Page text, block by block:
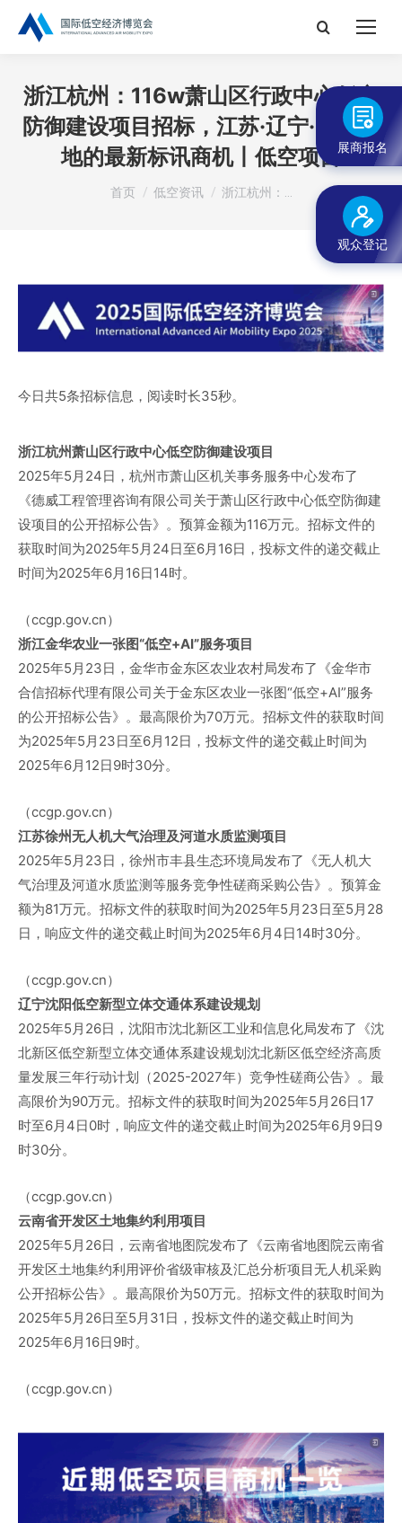
搜
浙江杭州：116w萧山区行政中心低空
防御建设项目招标，江苏·辽宁·云南等
地的最新标讯商机丨低空项目
您在这里：
首页 低空资讯 浙江杭州：…
今日共5条招标信息，阅读时长35秒。
浙江杭州萧山区行政中心低空防御建设项目
2025年5月24日，杭州市萧山区机关事务服务中心发布了
《德威工程管理咨询有限公司关于萧山区行政中心低空防御建
设项目的公开招标公告》。预算金额为116万元。招标文件的
获取时间为2025年5月24日至6月16日，投标文件的递交截止
时间为2025年6月16日14时。
（ccgp.gov.cn）
浙江金华农业一张图“低空+AI”服务项目
2025年5月23日，金华市金东区农业农村局发布了《金华市
合信招标代理有限公司关于金东区农业一张图“低空+AI”服务
的公开招标公告》。最高限价为70万元。招标文件的获取时间
为2025年5月23日至6月12日，投标文件的递交截止时间为
2025年6月12日9时30分。
（ccgp.gov.cn）
江苏徐州无人机大气治理及河道水质监测项目
2025年5月23日，徐州市丰县生态环境局发布了《无人机大
气治理及河道水质监测等服务竞争性磋商采购公告》。预算金
额为81万元。招标文件的获取时间为2025年5月23日至5月28
日，响应文件的递交截止时间为2025年6月4日14时30分。
（ccgp.gov.cn）
辽宁沈阳低空新型立体交通体系建设规划
2025年5月26日，沈阳市沈北新区工业和信息化局发布了《沈
北新区低空新型立体交通体系建设规划沈北新区低空经济高质
量发展三年行动计划（2025-2027年）竞争性磋商公告》。最
高限价为90万元。招标文件的获取时间为2025年5月26日17
时至6月4日0时，响应文件的递交截止时间为2025年6月9日9
时30分。
（ccgp.gov.cn）
云南省开发区土地集约利用项目
2025年5月26日，云南省地图院发布了《云南省地图院云南省
开发区土地集约利用评价省级审核及汇总分析项目无人机采购
公开招标公告》。最高限价为50万元。招标文件的获取时间为
2025年5月26日至5月31日，投标文件的递交截止时间为
2025年6月16日9时。
（ccgp.gov.cn）
展商报名
观众登记